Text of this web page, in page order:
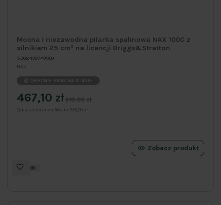
Mocna i niezawodna pilarka spalinowa NAX 100C z
silnikiem 25 cm³ na licencji Briggs&Stratton
5902490749900
NAX
OBECNIE BRAK NA STANIE
467,10 zł 519,00 zł
Cena z ostatnich 30 dni: 519,00 zł
Zobacz produkt